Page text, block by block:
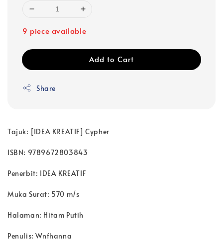
9 piece available
Add to Cart
Share
Tajuk: [IDEA KREATIF] Cypher
ISBN: 9789672803843
Penerbit: IDEA KREATIF
Muka Surat: 570 m/s
Halaman: Hitam Putih
Penulis: Wnfhanna